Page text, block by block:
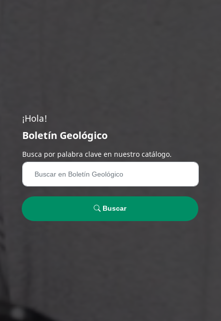
¡Hola!
Boletín Geológico
Busca por palabra clave en nuestro catálogo.
Buscar